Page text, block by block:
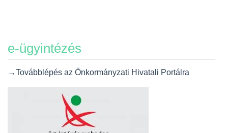
e-ügyintézés
→Továbblépés az Önkormányzati Hivatali Portálra